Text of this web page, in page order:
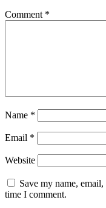
Comment *
Name *
Email *
Website
Save my name,
time I comment.